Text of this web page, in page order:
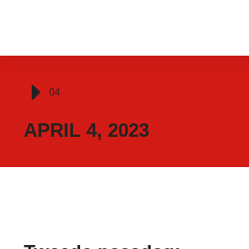
Je bent hier:
04
APRIL 4, 2023